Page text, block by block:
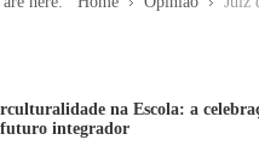
na Escola: a
integrador